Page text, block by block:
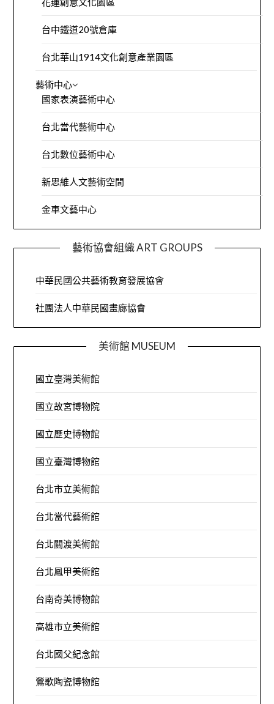
台中鐵道20號倉庫
台北華山1914文化創意產業園區
藝術中心
國家表演藝術中心
台北當代藝術中心
台北數位藝術中心
新思維人文藝術空間
金車文藝中心
藝術協會組織 ART GROUPS
中華民國公共藝術教育發展協會
社團法人中華民國畫廊協會
美術館 MUSEUM
國立臺灣美術館
國立故宮博物院
國立歷史博物館
國立臺灣博物館
台北市立美術館
台北當代藝術館
台北關渡美術館
台北鳳甲美術館
台南奇美博物館
高雄市立美術館
台北國父紀念館
鶯歌陶瓷博物館